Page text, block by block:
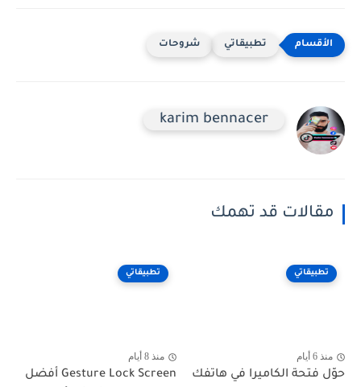
تطبيقاتي شروحات
karim bennacer
مقالات قد تهمك
تطبيقاتي
منذ 6 أيام
حوّل فتحة الكاميرا في هاتفك
تطبيقاتي
منذ 8 أيام
Gesture Lock Screen أفضل